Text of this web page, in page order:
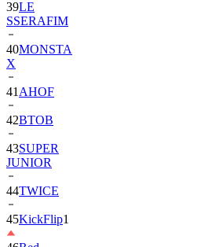
40MONSTA
X
41
42 BTOB
43SUPER
JUNIOR
44TWICE
45KickFlip
46Red
Velvet